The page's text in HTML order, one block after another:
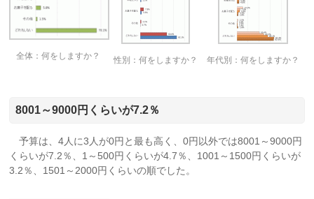
全体：何をしますか？ 性別：何をしますか？ 年代別：何をしますか？
8001～9000円くらいが7.2％
予算は、4人に3人が0円と最も高く、0円以外では8001～9000円
くらいが7.2％、1～500円くらいが4.7％、1001～1500円くらいが
3.2％、1501～2000円くらいの順でした。